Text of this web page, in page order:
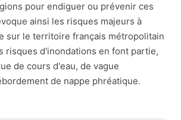
pour endiguer ou prévenir ces
ainsi les risques majeurs à
sur le territoire français métropolitain
risques d'inondations en font partie,
de cours d'eau, de vague
de nappe phréatique.